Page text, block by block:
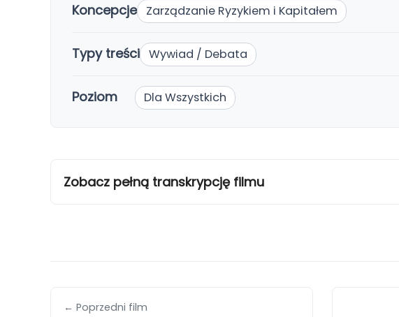
Koncepcje Zarządzanie Ryzykiem i Kapitałem
Typy treści Wywiad / Debata
Poziom Dla Wszystkich
Zobacz pełną transkrypcję filmu
← Poprzedni film